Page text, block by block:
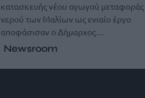
κατασκευής νέου αγωγού μεταφοράς
νερού των Μαλίων ως ενιαίο έργο
αποφάσισαν ο Δήμαρχος…
Newsroom